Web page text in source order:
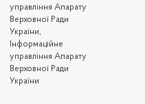
управління Апарату
Верховної Ради
України,
Інформаційне
управління Апарату
Верховної Ради
України